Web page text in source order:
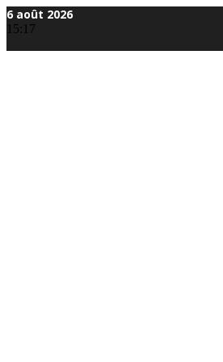
Aller
au
6 août 2026
15:17